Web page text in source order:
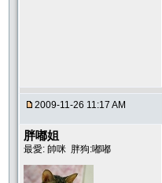
2009-11-26 11:17 AM
胖嘟姐
最愛: 帥咪 胖狗:嘟嘟